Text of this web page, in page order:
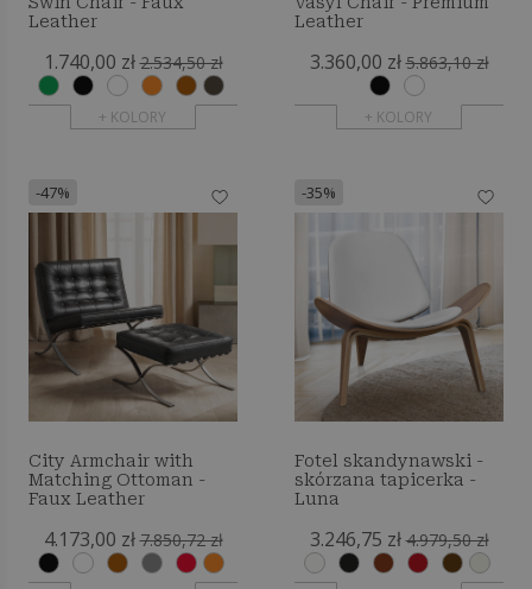
Leather
1.740,00 zł 2.534,50 zł
+ KOLORY
Leather
3.360,00 zł 5.863,10 zł
+ KOLORY
-47%
City Armchair with
Matching Ottoman -
Faux Leather
4.173,00 zł 7.850,72 zł
-35%
Fotel skandynawski -
skórzana tapicerka -
Luna
3.246,75 zł 4.979,50 zł